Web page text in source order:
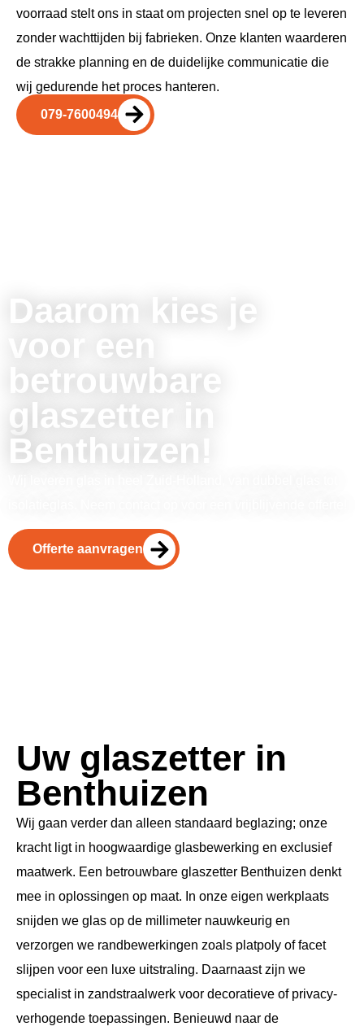
voorraad stelt ons in staat om projecten snel op te leveren
zonder wachttijden bij fabrieken. Onze klanten waarderen
de strakke planning en de duidelijke communicatie die
wij gedurende het proces hanteren.
079-7600494
Daarom kies je
voor een
betrouwbare
glaszetter in
Benthuizen!
Offerte aanvragen
Uw glaszetter in
Benthuizen
Wij gaan verder dan alleen standaard beglazing; onze
kracht ligt in hoogwaardige glasbewerking en exclusief
maatwerk. Een betrouwbare glaszetter Benthuizen denkt
mee in oplossingen op maat. In onze eigen werkplaats
snijden we glas op de millimeter nauwkeurig en
verzorgen we randbewerkingen zoals platpoly of facet
slijpen voor een luxe uitstraling. Daarnaast zijn we
specialist in zandstraalwerk voor decoratieve of privacy-
verhogende toepassingen. Benieuwd naar de